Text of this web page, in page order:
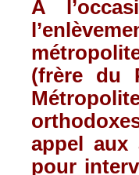
A
(frère du
appel aux
pour